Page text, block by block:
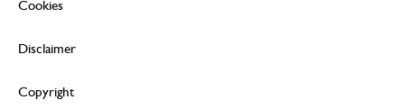
Cookies
Disclaimer
Copyright